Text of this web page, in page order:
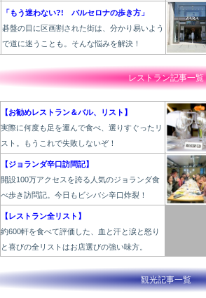
「もう迷わない?! バルセロナの歩き方」
碁盤の目に区画割された街は、分かり易いよう
で道に迷うことも。そんな悩みを解決！
レストラン記事一覧
【お勧めレストラン＆バル、リスト】
実際に何度も足を運んで食べ、選りすぐったリ
スト。もうこれで失敗しないぞ！
【ジョランダ辛口訪問記】
開設100万アクセスを誇る人気のジョランダ食
べ歩き訪問記。今日もビシバシ辛口炸裂！
【レストラン全リスト】
約600軒を食べて評価した、血と汗と涙と怒り
と喜びの全リストはお店選びの強い味方。
観光記事一覧